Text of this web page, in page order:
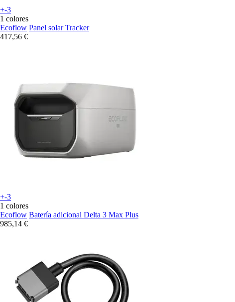
+-3
1 colores
Ecoflow Panel solar Tracker
417,56 €
+-3
1 colores
Ecoflow Batería adicional Delta 3 Max Plus
985,14 €